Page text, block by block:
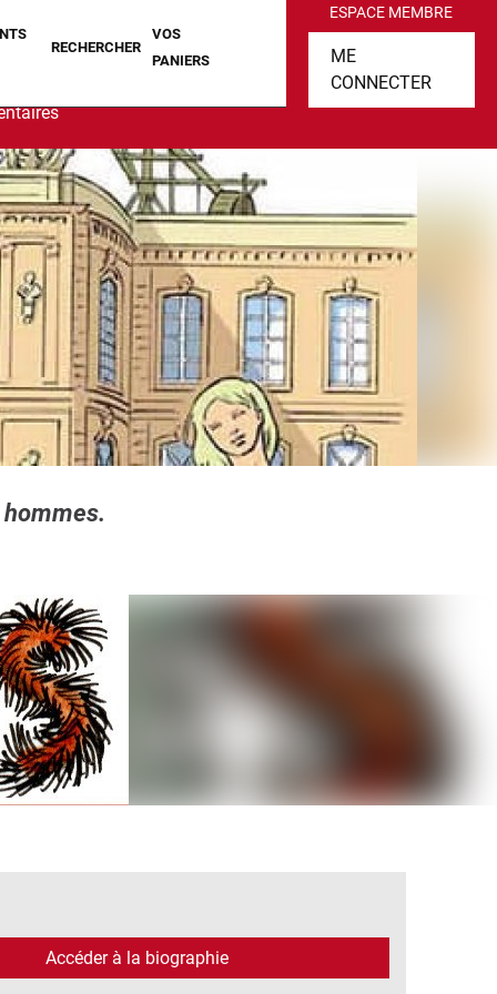
RECHERCHER
VOS
PANIERS
ESPACE MEMBRE
ME
CONNECTER
Accéder à la biographie